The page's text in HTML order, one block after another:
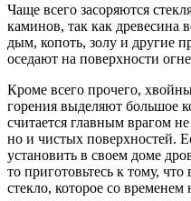
Чаще всего засоряются
каминов, так как древесина
дым, копоть, золу и другие
оседают на поверхности
Кроме всего прочего,
горения выделяют большое
считается главным врагом
но и чистых поверхностей.
установить в своем доме
то приготовьтесь к тому,
стекло, которое со временем